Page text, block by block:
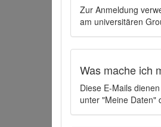
Zur Anmeldung
am universitären
Was mache ich
Diese E-Mails
unter "Meine Daten"